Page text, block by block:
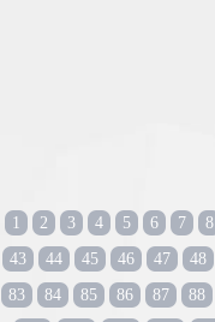
1 2 3 4 5 6 7 8
43
44 45 46 47 48
83
84 85 86 87 88